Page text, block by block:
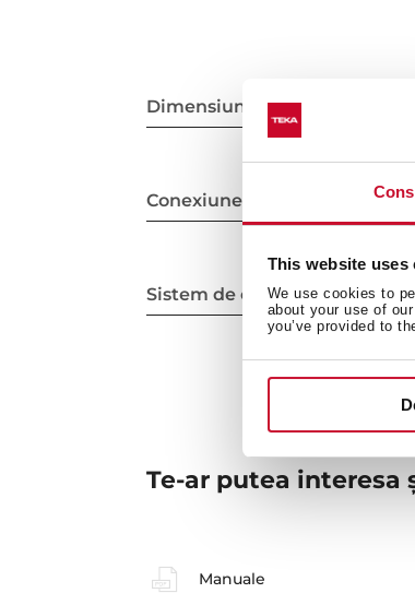
This website uses
We use cookies to
about your use of
you’ve provided to
Dimensiuni interioare
Conexiune electrică
Sistem de curățare
Te-ar putea interesa
Manuale